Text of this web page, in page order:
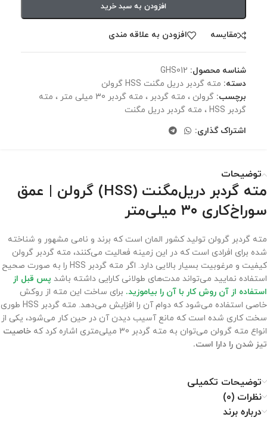
افزودن به سبد خرید
مقايسه افزودن به علاقه مندی
شناسه محصول: GHS012
دسته: مته گردبر دریل مگنت HSS گرولن
برچسب:
گرولن ، مته گردبر ، مته گردبر 30 میلی متر ، مته
گردبر HSS ، مته گردبر دریل مگنت
اشتراک گذاری:
توضیحات
مته گردبر دریل‌مگنت (HSS) گرولن | عمق
سوراخ‌کاری ۳۰ میلی‌متر
مته گردبر گرولن تولید کشور المان است که برند و نامی مشهور و شناخته
شده برای افرادی است که در این زمینه فعالیت می‌کنند، مته گردبر گرولن
کیفیت و مرغوبیت بسیار بالایی دارد. اگر مته گردبر HSS را به صورت صحیح
استفاده نمایید می‌تواند مدت‌های طولانی کارایی داشته باشد پس قبل از
استفاده از آن روش کار با آن را بیاموزید. برای ساخت این مته از روکش
خاصی استفاده می‌شود که دوام آن را افزایش می‌دهد. مته گردبر HSS طوری
سخت کاری شده است که مانع آسیب دیدن آن در حین کار می‌شود، یکی از
انواع مته گرولن می‌توان به مته گردبر 30 میلی‌متری اشاره کرد که
خاصیت
تیز شدن را دارا است.
توضیحات تکمیلی
نظرات (0)
درباره برند